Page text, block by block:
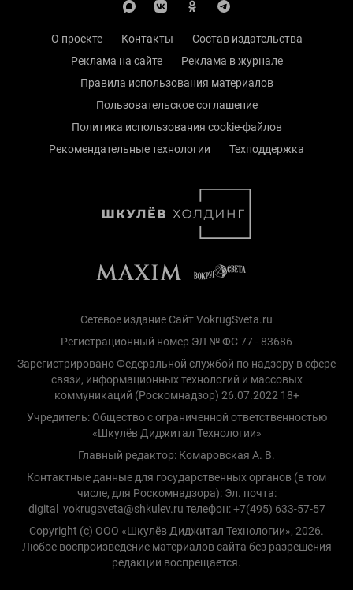
О проекте Контакты
Состав издательства
Реклама на сайте
Реклама в журнале
Правила использования материалов
Пользовательское соглашение
Политика использования cookie-файлов
Рекомендательные технологии
Техподдержка
Сетевое издание Сайт VokrugSveta.ru
Регистрационный номер ЭЛ № ФС 77 - 83686
Зарегистрировано Федеральной службой по надзору в сфере
связи, информационных технологий и массовых
коммуникаций (Роскомнадзор) 26.07.2022 18+
Учредитель: Общество с ограниченной ответственностью
«Шкулёв Диджитал Технологии»
Главный редактор: Комаровская А. В.
Контактные данные для государственных органов (в том
числе, для Роскомнадзора): Эл. почта:
digital_vokrugsveta@shkulev.ru телефон: +7(495) 633-57-57
Copyright (с) ООО «Шкулёв Диджитал Технологии», 2026.
Любое воспроизведение материалов сайта без разрешения
редакции воспрещается.